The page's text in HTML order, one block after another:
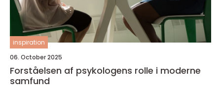
inspiration
06. October 2025
Forståelsen af psykologens rolle i moderne
samfund